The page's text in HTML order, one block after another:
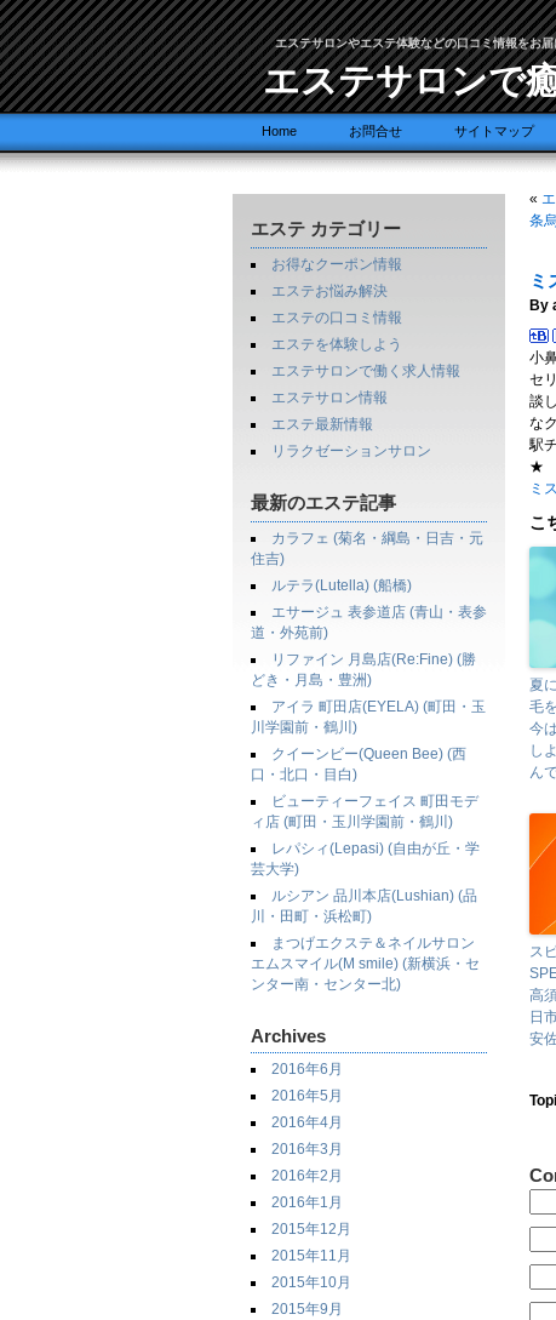
エステサロンやエステ体験などの口コミ情報をお
エステサロンで
Home お問合せ サイトマップ
エステ カテゴリー
お得なクーポン情報
エステお悩み解決
エステの口コミ情報
エステを体験しよう
エステサロンで働く求人情報
エステサロン情報
エステ最新情報
リラクゼーションサロン
最新のエステ記事
カラフェ (菊名・綱島・日吉・元
住吉)
ルテラ(Lutella) (船橋)
エサージュ 表参道店 (青山・表参
道・外苑前)
リファイン 月島店(Re:Fine) (勝
どき・月島・豊洲)
アイラ 町田店(EYELA) (町田・玉
川学園前・鶴川)
クイーンビー(Queen Bee) (西
口・北口・目白)
ビューティーフェイス 町田モデ
ィ店 (町田・玉川学園前・鶴川)
レパシィ(Lepasi) (自由が丘・学
芸大学)
ルシアン 品川本店(Lushian) (品
川・田町・浜松町)
まつげエクステ＆ネイルサロン
エムスマイル(M smile) (新横浜・セ
ンター南・センター北)
Archives
2016年6月
2016年5月
2016年4月
2016年3月
2016年2月
2016年1月
2015年12月
2015年11月
2015年10月
2015年9月
«
条
ミ
By
小
セ
談
な
駅
★
ミ
こ
夏
毛
今
し
ん
ス
高
日
安